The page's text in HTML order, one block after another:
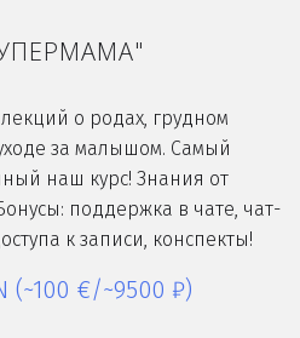
о родах, грудном
за малышом. Самый
наш курс! Знания от
поддержка в чате, чат-
к записи, конспекты!
(~100 €/~9500 ₽)